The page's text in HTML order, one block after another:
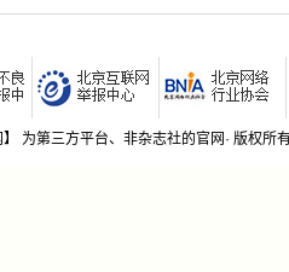
基于现
慧;150-
播前引
丽;153-
删除！本平台信息来源
征稿函。
为第三方平台、非杂志社的官网· 版权